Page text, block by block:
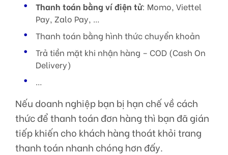
Thanh toán bằng ví điện tử: Momo, Viettel
Pay, Zalo Pay, …
Thanh toán bằng hình thức chuyển khoản
Trả tiền mặt khi nhận hàng – COD (Cash On
Delivery)
…
Nếu doanh nghiệp bạn bị hạn chế về cách
thức để thanh toán đơn hàng thì bạn đã gián
tiếp khiến cho khách hàng thoát khỏi trang
thanh toán nhanh chóng hơn đấy.